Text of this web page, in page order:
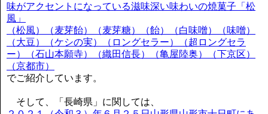
味がアクセントになっている滋味深い味わいの焼菓子「松
風」
（松風）（麦芽飴）（麦芽糖）（飴）（白味噌）（味噌）
（大豆）（ケシの実）（ロングセラー）（超ロングセラ
ー）（石山本願寺）（織田信長）（亀屋陸奥）（下京区）
（京都市）
でご紹介しています。
そして、「長崎県」に関しては、